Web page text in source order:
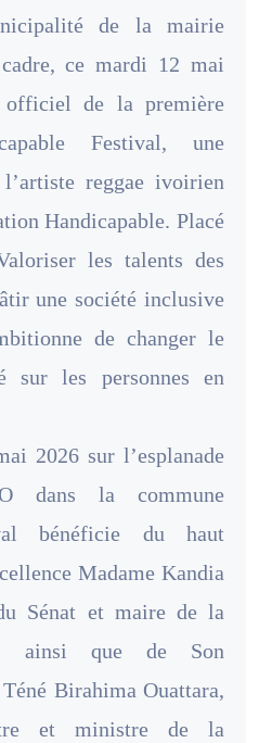
de la mairie
ce mardi 12 mai
officiel de la première
Festival, une
reggae ivoirien
Handicapable. Placé
les talents des
une société inclusive
de changer le
sur les personnes en
2026 sur l’esplanade
dans la commune
bénéficie du haut
Madame Kandia
Sénat et maire de la
ainsi que de Son
Birahima Ouattara,
et ministre de la